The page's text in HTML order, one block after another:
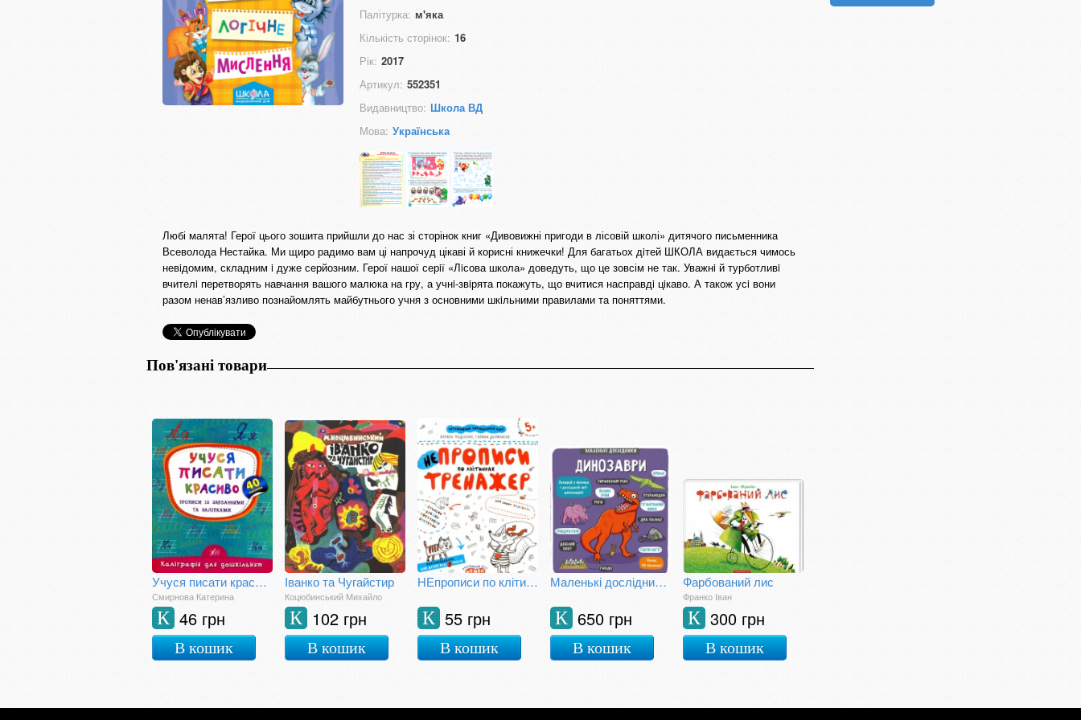
Палітурка: м'яка
Кількість сторінок: 16
Рік: 2017
Артикул: 552351
Видавництво: Школа ВД
Мова: Українська
Любі малята! Герої цього зошита прийшли до нас зі сторінок книг «Дивовижні пригоди в лісовій школі» дитячого письменника
Всеволода Нестайка. Ми щиро радимо вам ці напрочуд цікаві й корисні книжечки! Для багатьох дiтей ШКОЛА видається чимось
невiдомим, складним i дуже серйозним. Герої нашої серiї «Лiсова школа» доведуть, що це зовсім не так. Уважнi й турботливi
вчителi перетворять навчання вашого малюка на гру, а учнi-звiрята покажуть, що вчитися насправдi цiкаво. А також усi вони
разом ненав’язливо познайомлять майбутнього учня з основними шкiльними правилами та поняттями.
Пов'язані товари
Учуся писати красиво. Прописи із завданнями та наліпками
Смирнова Катерина
46 грн
К
В кошик
Іванко та Чугайстир
Коцюбинський Михайло
102 грн
К
В кошик
НЕпрописи по клітинках
55 грн
К
В кошик
Маленькі дослідники: Динозаври
650 грн
К
В кошик
Фарбований лис
Франко Іван
300 грн
К
В кошик